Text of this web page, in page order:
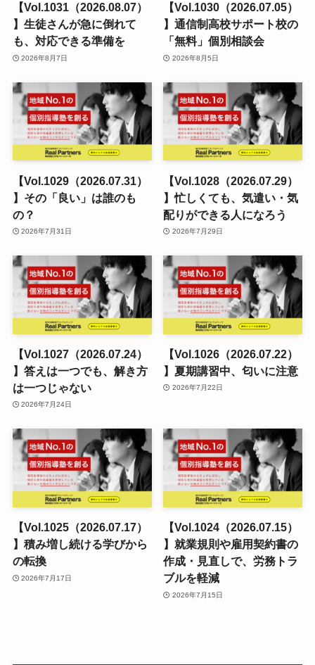
【Vol.1031（2026.08.07）
】生徒さんが急に倒れて
も、対応できる準備を
2026年8月7日
【Vol.1030（2026.07.05）
】通信制高校サポート校の
「無料」個別相談会
2026年8月5日
【Vol.1029（2026.07.31）
】その「良い」は誰のも
の？
2026年7月31日
【Vol.1028（2026.07.29）
】忙しくても、気遣い・気
配りができる人になろう
2026年7月29日
【Vol.1027（2026.07.24）
】答えは一つでも、解き方
は一つじゃない
2026年7月24日
【Vol.1026（2026.07.22）
】夏期講習中、匂いに注意
2026年7月22日
【Vol.1025（2026.07.17）
】積み増し続ける学びから
の転換
2026年7月17日
【Vol.1024（2026.07.15）
】就業規則や雇用契約書の
作成・見直しで、労務トラ
ブルを軽減
2026年7月15日